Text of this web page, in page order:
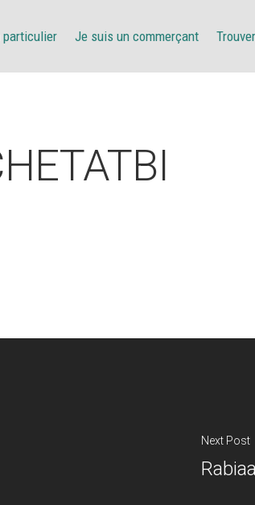
particulier Je suis un commerçant
Next Post